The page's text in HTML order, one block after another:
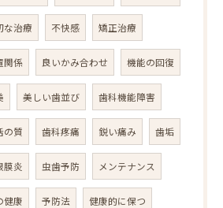
な治療 不快感 矯正治療
関係 良いかみ合わせ 機能の回復
美しい歯並び 歯科機能障害
の質 歯科疼痛 鋭い痛み 歯垢
膜炎 虫歯予防 メンテナンス
健康 予防法 健康的に保つ